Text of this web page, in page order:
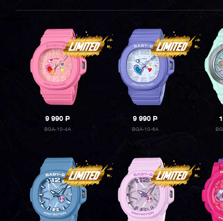
9 990P
BGA-10-4A
9 990P
BGA-10-6A